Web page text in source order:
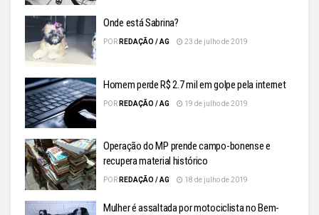
Onde está Sabrina?
POR REDAÇÃO / AG 23 de julho de 2019
Homem perde R$ 2.7 mil em golpe pela internet
POR REDAÇÃO / AG 19 de julho de 2019
Operação do MP prende campo-bonense e
recupera material histórico
POR REDAÇÃO / AG 18 de julho de 2019
Mulher é assaltada por motociclista no Bem-